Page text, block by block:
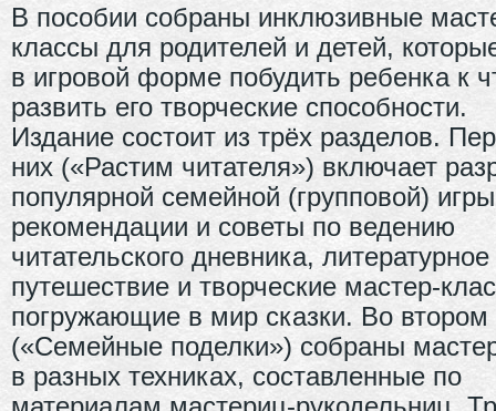
В пособии собраны инклюзивные
классы для родителей и детей,
в игровой форме побудить ребенка к
развить его творческие способности.
Издание состоит из трёх разделов.
них («Растим читателя») включает
популярной семейной (групповой)
рекомендации и советы по ведению
читательского дневника, литературное
путешествие и творческие мастер-
погружающие в мир сказки. Во втором
(«Семейные поделки») собраны
в разных техниках, составленные по